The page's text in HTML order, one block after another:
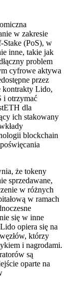
w zakresie
Stake (PoS), w
inne, takie jak
problem
cyfrowe aktywa
przez
kontrakty Lido,
i otrzymać
dla
ich stakowany
blockchain
że tokeny
sprzedawane,
w różnych
w ramach
się w inne
opiera się na
którzy
i nagrodami.
są
oparte na